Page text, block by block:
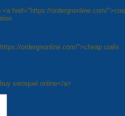
href="https://ordergnonline.com/
ordergnonline.com/">cheap cialis
seroquel online</a>